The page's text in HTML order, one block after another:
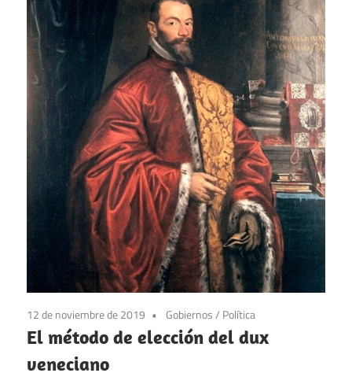
12 de noviembre de 2019 Gobiernos/ Política
El método de elección del dux
veneciano